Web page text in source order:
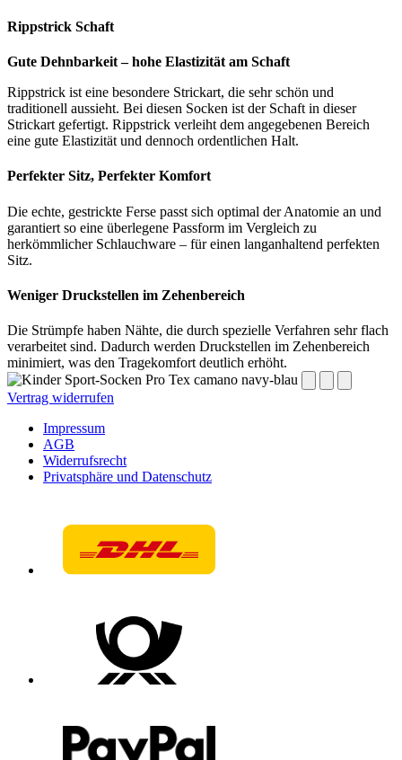
Rippstrick Schaft
Gute Dehnbarkeit – hohe Elastizität am Schaft
Rippstrick ist eine besondere Strickart, die sehr schön und
traditionell aussieht. Bei diesen Socken ist der Schaft in dieser
Strickart gefertigt. Rippstrick verleiht dem angegebenen Bereich
eine gute Elastizität und dennoch ordentlichen Halt.
Perfekter Sitz, Perfekter Komfort
Die echte, gestrickte Ferse passt sich optimal der Anatomie an und
garantiert so eine überlegene Passform im Vergleich zu
herkömmlicher Schlauchware – für einen langanhaltend perfekten
Sitz.
Weniger Druckstellen im Zehenbereich
Die Strümpfe haben Nähte, die durch spezielle Verfahren sehr flach
verarbeitet sind. Dadurch werden Druckstellen im Zehenbereich
minimiert, was den Tragekomfort deutlich erhöht.
Vertrag widerrufen
Impressum
AGB
Widerrufsrecht
Privatsphäre und Datenschutz